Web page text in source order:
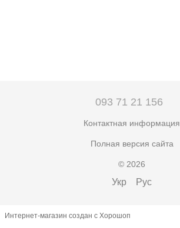
093 71 21 156
Контактная информация
Полная версия сайта
© 2026
Укр Рус
Интернет-магазин создан с Хорошоп